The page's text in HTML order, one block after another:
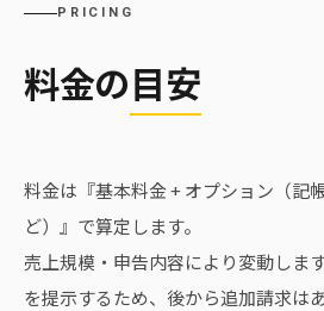
PRICING
料金の目安
料金は『基本料金 + オプション（記
ど）』で算定します。
売上規模・申告内容により変動しま
を提示するため、後から追加請求は